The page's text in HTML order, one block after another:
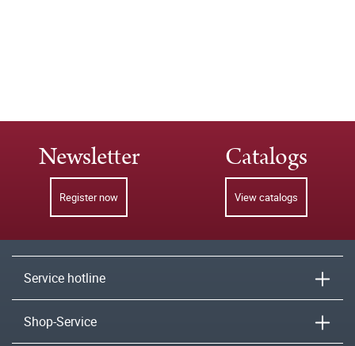
Newsletter
Register now
Catalogs
View catalogs
Service hotline
Shop-Service